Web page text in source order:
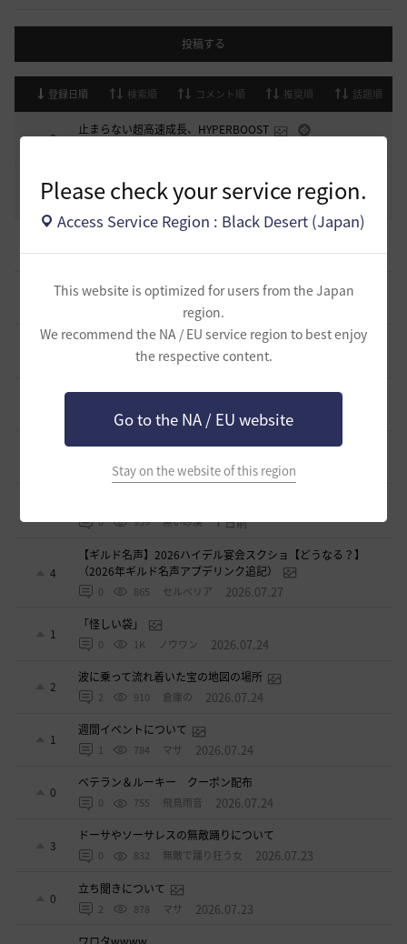
Please check your service region.
Access Service Region : Black Desert (Japan)
This website is optimized for users from the Japan
region.
We recommend the NA / EU service region to best enjoy
the respective content.
Go to the NA / EU website
Stay on the website of this region
投稿する
登録日順 検索順 コメント順 推奨順 話題順
0
止まらない超高速成長、HYPERBOOST
51
コミュニティの利用にあたって
18 47.8K 黒い砂漠 2020.03.25
デヴォレカアクセサリーの使い道
0 99 tanupon 4 時間前
そんなこと知ってらぁ…なこと？
ノウワン 1 日前
ミルの木遺跡(狩場)への行き方について
322 威璃亜-日本 1 日前
取引所の購入の仕方について
350 歩くマシュマロ-日本 2 日前
エマ・バルタリの記録日誌 9～12章について
781 飛鳥雨音 6 日前
0 959 黒い砂漠 7 日前
4
【ギルド名声】2026ハイデル宴会スクショ【どうなる？】
（2026年ギルド名声アプデリンク追記）
0 865 セルベリア 2026.07.27
1
「怪しい袋」
0 1K ノウワン 2026.07.24
2
波に乗って流れ着いた宝の地図の場所
2 910 倉庫の 2026.07.24
1
週間イベントについて
1 784 マサ 2026.07.24
0
ベテラン＆ルーキー クーポン配布
0 755 飛鳥雨音 2026.07.24
3
ドーサやソーサレスの無敵踊りについて
0 832 無敵で踊り狂う女 2026.07.23
0
立ち聞きについて
2 878 マサ 2026.07.23